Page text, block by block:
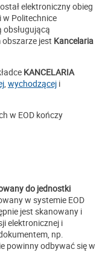
elektroniczny obieg
Politechnice
jest Kancelaria
KANCELARIA
, wychodzącej i
w EOD kończy
do jednostki
w systemie EOD
jest skanowany i
elektronicznej i
np.
powinny odbywać się w